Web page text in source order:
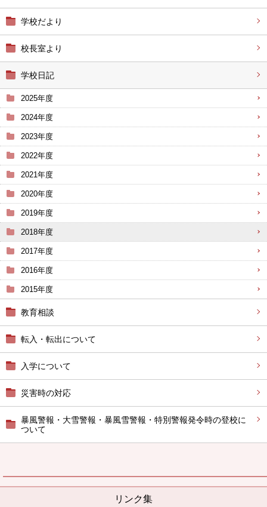
学校だより
校長室より
学校日記
2025年度
2024年度
2023年度
2022年度
2021年度
2020年度
2019年度
2018年度
2017年度
2016年度
2015年度
教育相談
転入・転出について
入学について
災害時の対応
暴風警報・大雪警報・暴風雪警報・特別警報発令時の登校に
ついて
リンク集